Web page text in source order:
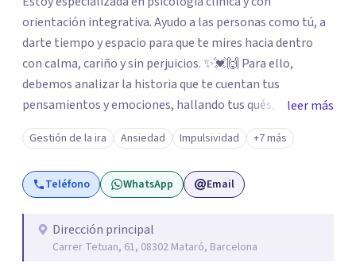
orientación integrativa. Ayudo a las personas como tú, a
darte tiempo y espacio para que te mires hacia dentro
con calma, cariño y sin perjuicios. ✨💓🙌 Para ello,
debemos analizar la historia que te cuentan tus
pensamientos y emociones, hallando tus qués, tus
cómos, tus porqués, tus cuándos y tus dóndes a lo largo
de tu vida. Así, podrás desenredar el lío que es vivir, podrás
aceptar quien eres: un ser humano que siente, que piensa
y que hace; un ser que se contradice, que tiene dudas y que
leer más
Gestión de la ira Ansiedad Impulsividad +7 más
Teléfono WhatsApp Email
Dirección principal
Carrer Tetuan, 61, 08302 Mataró, Barcelona